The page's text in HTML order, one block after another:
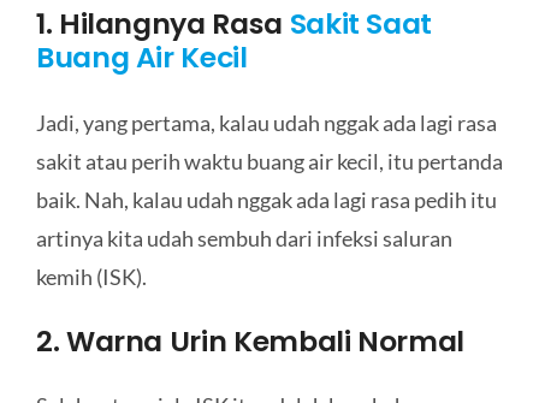
1. Hilangnya Rasa Sakit Saat
Buang Air Kecil
Jadi, yang pertama, kalau udah nggak ada lagi rasa
sakit atau perih waktu buang air kecil, itu pertanda
baik. Nah, kalau udah nggak ada lagi rasa pedih itu
artinya kita udah sembuh dari infeksi saluran
kemih (ISK).
2. Warna Urin Kembali Normal